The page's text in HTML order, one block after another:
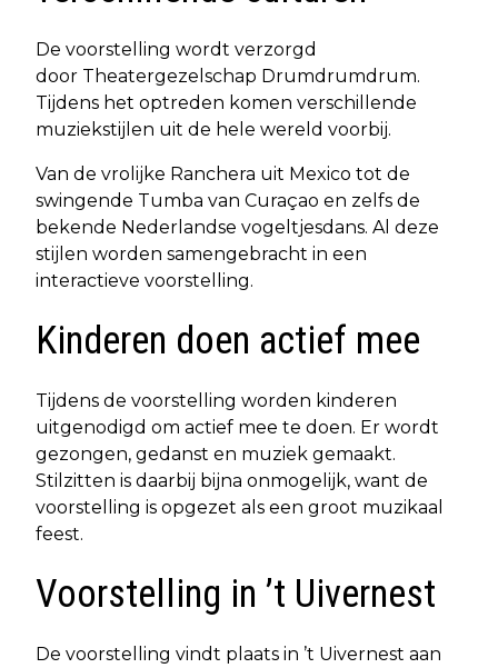
De voorstelling wordt verzorgd
door Theatergezelschap Drumdrumdrum.
Tijdens het optreden komen verschillende
muziekstijlen uit de hele wereld voorbij.
Van de vrolijke Ranchera uit Mexico tot de
swingende Tumba van Curaçao en zelfs de
bekende Nederlandse vogeltjesdans. Al deze
stijlen worden samengebracht in een
interactieve voorstelling.
Kinderen doen actief mee
Tijdens de voorstelling worden kinderen
uitgenodigd om actief mee te doen. Er wordt
gezongen, gedanst en muziek gemaakt.
Stilzitten is daarbij bijna onmogelijk, want de
voorstelling is opgezet als een groot muzikaal
feest.
Voorstelling in ’t Uivernest
De voorstelling vindt plaats in ’t Uivernest aan